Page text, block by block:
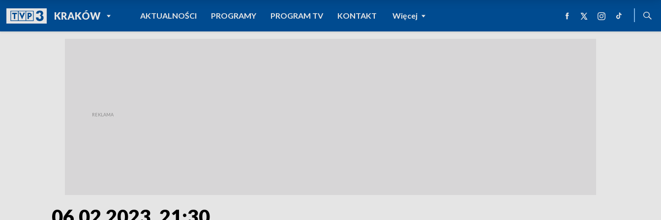
KRAKÓWPOWRÓT DO
TVP REGIONY
AKTUALNOŚCI PROGRAMY PROGRAM TV KONTAKT Więcej